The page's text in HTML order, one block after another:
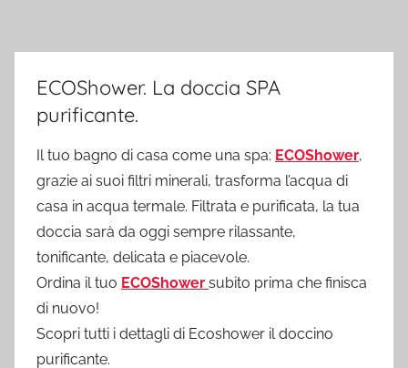
ECOShower. La doccia SPA
purificante.
Il tuo bagno di casa come una spa: ECOShower,
grazie ai suoi filtri minerali, trasforma l’acqua di
casa in acqua termale. Filtrata e purificata, la tua
doccia sarà da oggi sempre rilassante,
tonificante, delicata e piacevole.
Ordina il tuo ECOShower subito prima che finisca
di nuovo!
Scopri tutti i dettagli di Ecoshower il doccino
purificante.